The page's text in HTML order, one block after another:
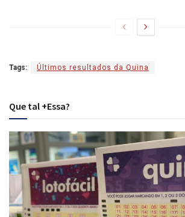
Tags: Últimos resultados da Quina
Que tal +Essa?